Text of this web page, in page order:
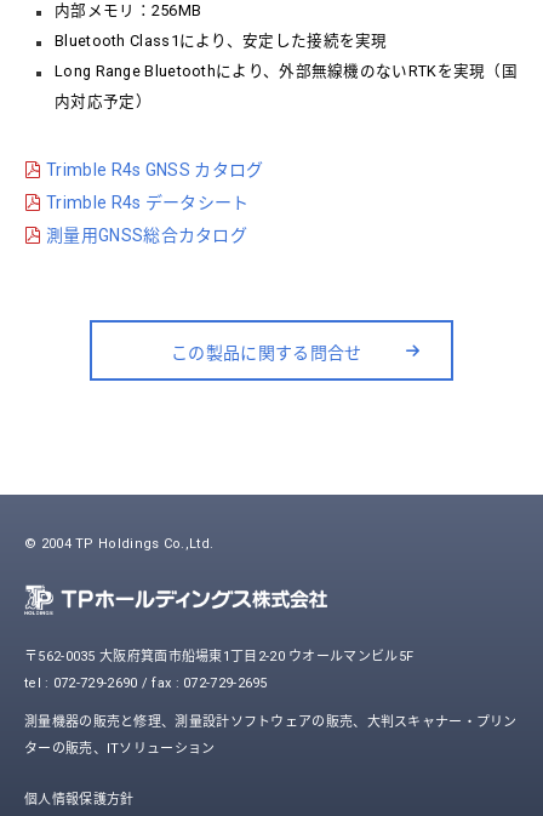
内部メモリ：256MB
Bluetooth Class1により、安定した接続を実現
Long Range Bluetoothにより、外部無線機のないRTKを実現（国
内対応予定）
Trimble R4s GNSS カタログ
Trimble R4s データシート
測量用GNSS総合カタログ
この製品に関する問合せ
© 2004 TP Holdings Co.,Ltd.
〒562-0035 大阪府箕面市船場東1丁目2-20 ウオールマンビル5F
tel : 072-729-2690 / fax : 072-729-2695
測量機器の販売と修理、測量設計ソフトウェアの販売、大判スキャナー・プリン
ターの販売、ITソリューション
個人情報保護方針